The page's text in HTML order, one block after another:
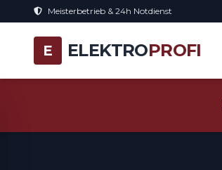
Meisterbetrieb & 24h Notdienst
E ELEKTROPROFI